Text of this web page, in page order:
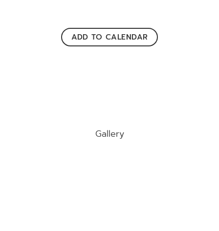
ADD TO CALENDAR
Gallery